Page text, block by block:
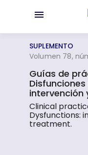
SUPLEMENTO
Volumen 78,
Guías de
Clinical
Dysfunctions:
treatment.